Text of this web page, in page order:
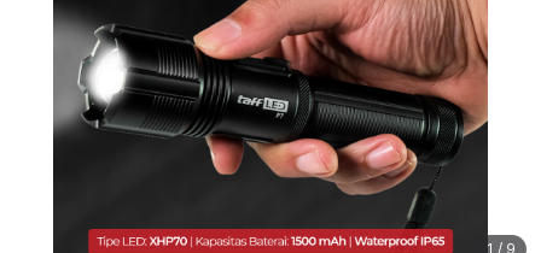
1 / 9